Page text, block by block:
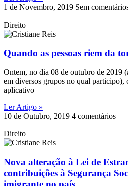
1 de Novembro, 2019 Sem
Direito
Quando as pessoas riem da
Ontem, no dia 08 de outubro de 2019
em diversos grupos no qual participo),
aplicativo
Ler Artigo »
10 de Outubro, 2019 4 comentários
Direito
Nova alteração à Lei de
contribuições à Segurança
imigrante no país